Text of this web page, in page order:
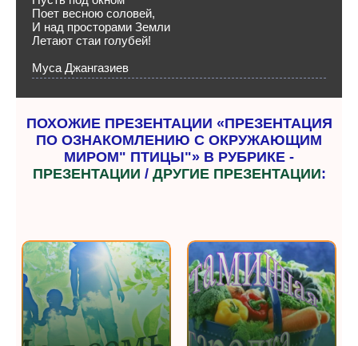
Поет весною соловей,
И над просторами Земли
Летают стаи голубей!
Муса Джангазиев
ПОХОЖИЕ ПРЕЗЕНТАЦИИ «ПРЕЗЕНТАЦИЯ
ПО ОЗНАКОМЛЕНИЮ С ОКРУЖАЮЩИМ
МИРОМ" ПТИЦЫ"» В РУБРИКЕ -
ПРЕЗЕНТАЦИИ / ДРУГИЕ ПРЕЗЕНТАЦИИ: